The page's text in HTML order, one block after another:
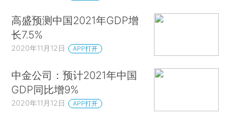
高盛预测中国2021年GDP增
长7.5%
2020年11月12日 APP打开
中金公司：预计2021年中国
GDP同比增9%
2020年11月12日 APP打开